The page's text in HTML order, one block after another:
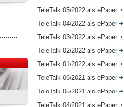
TeleTalk 05/2022 als ePaper
TeleTalk 04/2022 als ePaper
TeleTalk 03/2022 als ePaper
TeleTalk 02/2022 als ePaper
TeleTalk 01/2022 als ePaper
TeleTalk 06/2021 als ePaper
TeleTalk 05/2021 als ePaper
TeleTalk 04/2021 als ePaper